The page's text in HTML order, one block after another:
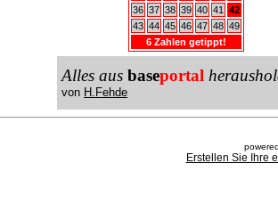
36 37 38 39 40 41
42
43 44 45 46 47 48 49
6 Zahlen getippt!
Alles aus baseportal
von H.Fehde
Erstellen Sie Ihre